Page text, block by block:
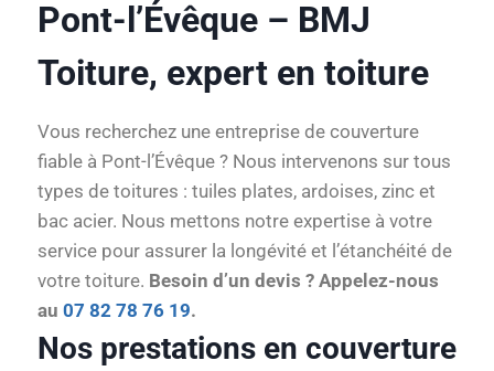
Pont-l’Évêque – BMJ
Toiture, expert en toiture
Vous recherchez une entreprise de couverture
fiable à Pont-l’Évêque ? Nous intervenons sur tous
types de toitures : tuiles plates, ardoises, zinc et
bac acier. Nous mettons notre expertise à votre
service pour assurer la longévité et l’étanchéité de
votre toiture. Besoin d’un devis ? Appelez-nous
au 07 82 78 76 19.
Nos prestations en couverture